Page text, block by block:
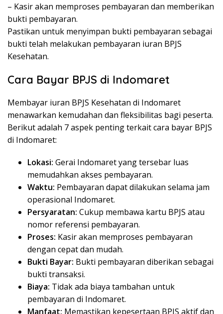
– Kasir akan memproses pembayaran dan memberikan
bukti pembayaran.
Pastikan untuk menyimpan bukti pembayaran sebagai
bukti telah melakukan pembayaran iuran BPJS
Kesehatan.
Cara Bayar BPJS di Indomaret
Membayar iuran BPJS Kesehatan di Indomaret
menawarkan kemudahan dan fleksibilitas bagi peserta.
Berikut adalah 7 aspek penting terkait cara bayar BPJS
di Indomaret:
Lokasi: Gerai Indomaret yang tersebar luas
memudahkan akses pembayaran.
Waktu: Pembayaran dapat dilakukan selama jam
operasional Indomaret.
Persyaratan: Cukup membawa kartu BPJS atau
nomor referensi pembayaran.
Proses: Kasir akan memproses pembayaran
dengan cepat dan mudah.
Bukti Bayar: Bukti pembayaran diberikan sebagai
bukti transaksi.
Biaya: Tidak ada biaya tambahan untuk
pembayaran di Indomaret.
Manfaat: Memastikan kepesertaan BPJS aktif dan